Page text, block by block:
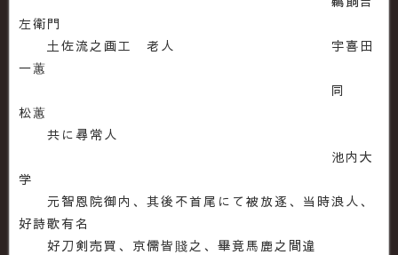
左衛門
土佐流之画工 老人 宇喜田
一蕙
同
松蕙
共に尋常人
池内大
学
元智恩院御内、其後不首尾にて被放逐、当時浪人、
好詩歌有名
好刀剣売買、京儒皆賤之、畢竟馬鹿之間違